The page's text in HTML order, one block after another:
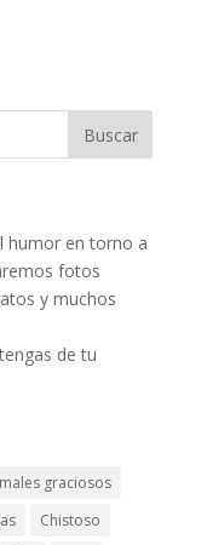
humor en torno a
fotos
y muchos
de tu
graciosos
Chistoso